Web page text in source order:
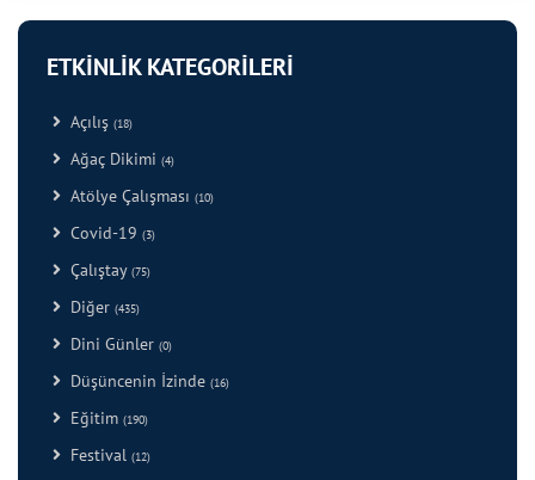
ETKİNLİK KATEGORİLERİ
Açılış (18)
Ağaç Dikimi (4)
Atölye Çalışması (10)
Covid-19 (3)
Çalıştay (75)
Diğer (435)
Dini Günler (0)
Düşüncenin İzinde (16)
Eğitim (190)
Festival (12)